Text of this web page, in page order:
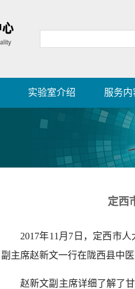
实验室介绍 服务内
定西
2017年11月7日，定西市
副主席赵新文一行在陇西县中
赵新文副主席详细了解了